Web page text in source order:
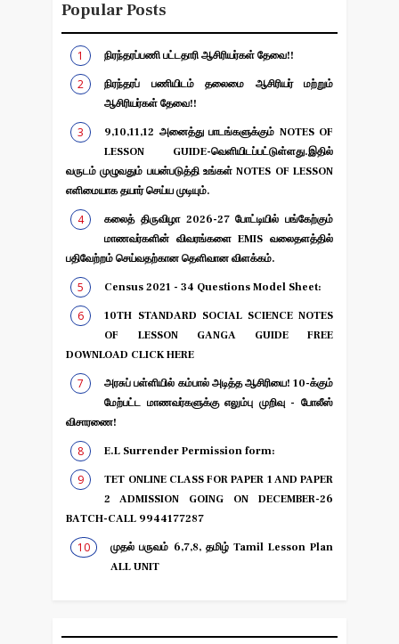
Popular Posts
நிரந்தரப்பணி பட்டதாரி ஆசிரியர்கள் தேவை!!
நிரந்தரப் பணியிடம் தலைமை ஆசிரியர் மற்றும்
ஆசிரியர்கள் தேவை!!
9,10,11,12 அனைத்து பாடங்களுக்கும் NOTES OF
LESSON GUIDE-வெளியிடப்பட்டுள்ளது.இதில்
வருடம் முழுவதும் பயன்படுத்தி உங்கள் NOTES OF LESSON
எளிமையாக தயார் செய்ய முடியும்.
கலைத் திருவிழா 2026-27 போட்டியில் பங்கேற்கும்
மாணவர்களின் விவரங்களை EMIS வலைதளத்தில்
பதிவேற்றம் செய்வதற்கான தெளிவான விளக்கம்.
Census 2021 - 34 Questions Model Sheet:
10TH STANDARD SOCIAL SCIENCE NOTES
OF LESSON GANGA GUIDE FREE
DOWNLOAD CLICK HERE
அரசுப் பள்ளியில் கம்பால் அடித்த ஆசிரியை! 10-க்கும்
மேற்பட்ட மாணவர்களுக்கு எலும்பு முறிவு - போலீஸ்
விசாரணை!
E.L Surrender Permission form:
TET ONLINE CLASS FOR PAPER 1 AND PAPER
2 ADMISSION GOING ON DECEMBER-26
BATCH-CALL 9944177287
முதல் பருவம் 6,7,8, தமிழ் Tamil Lesson Plan
ALL UNIT